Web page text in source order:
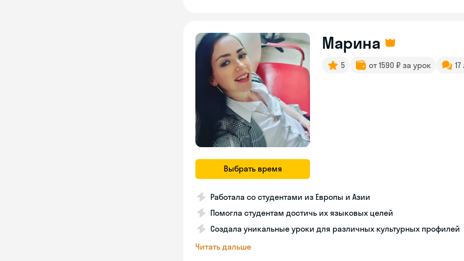
Выбрать время
Марина
5 от 1590 ₽ за урок
Работала со студентами из Европы и Азии
Помогла студентам достичь их языковых целей
Создала уникальные уроки для различных культурных профилей
Читать дальше